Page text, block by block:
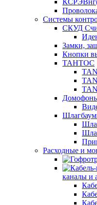
Системы
СКУД
Замки,
Кнопки
ТАНТОС
Расходные и
каналы и